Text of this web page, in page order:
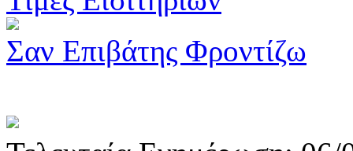
Σαν Επιβάτης Φροντίζω